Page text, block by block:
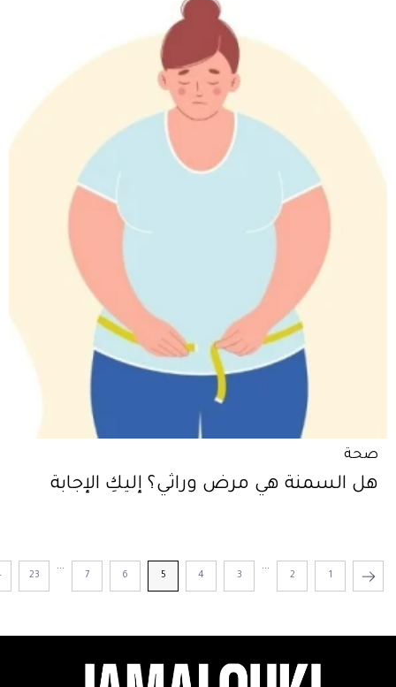
صحة
هل السمنة هي مرض وراثي؟ إليكِ الإجابة
1
2
...
3
4
5
6
7
...
23